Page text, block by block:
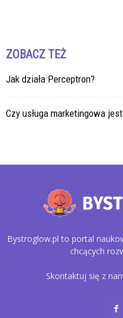
ZOBACZ TEŻ
Jak działa Perceptron?
Czy usługa marketingowa
Bystroglow.pl to portal
chcących
Skontaktuj się z